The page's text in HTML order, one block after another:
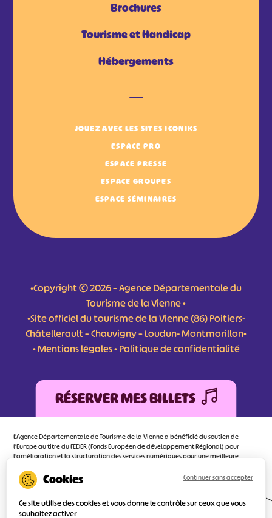
Brochures
Tourisme et Handicap
Hébergements
JOUEZ AVEC LES SITES ICONIKS
ESPACE PRO
ESPACE PRESSE
ESPACE GROUPES
ESPACE SÉMINAIRES
•Copyright © 2026 – Agence Départementale du
Tourisme de la Vienne •
•Site officiel du tourisme de la Vienne (86) Poitiers-
Châtellerault – Chauvigny – Loudun- Montmorillon•
•Mentions légales•Politique de confidentialité
RÉSERVER MES BILLETS
L'Agence Départementale de Tourisme de la Vienne a bénéficié du soutien de
l’Europe au titre du FEDER (Fonds Européen de développement Régional) pour
l’amélioration et la structuration des services numériques pour une meilleure
d’orienter au mieux le visiteur.
Ce site utilise des cookies et vous donne le contrôle sur ceux que vous
souhaitez activer
Continuer sans accepter